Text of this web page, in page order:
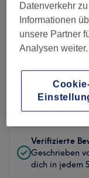
Bewertungen
Behandlung
Bewertung
Verifizierte
Geschrieben
dich in jedem
Datenverkehr
Informationen
unsere Partner
Analysen weiter.